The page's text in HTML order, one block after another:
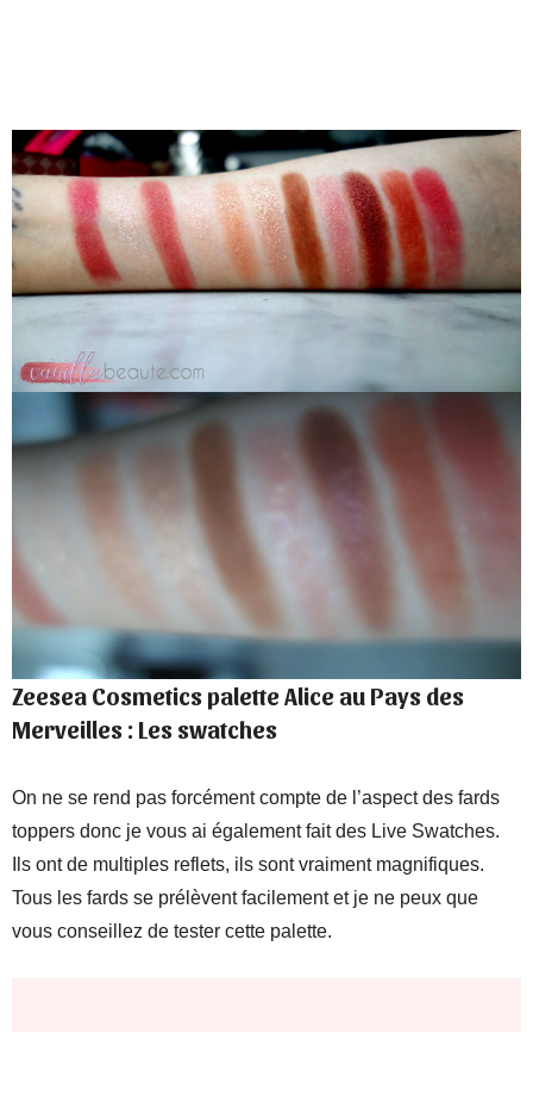
Zeesea Cosmetics palette Alice au Pays des
Merveilles : Les swatches
On ne se rend pas forcément compte de l’aspect des fards
toppers donc je vous ai également fait des Live Swatches.
Ils ont de multiples reflets, ils sont vraiment magnifiques.
Tous les fards se prélèvent facilement et je ne peux que
vous conseillez de tester cette palette.